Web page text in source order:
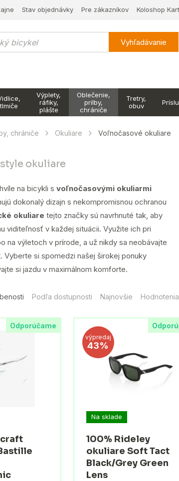
Stav objednávky Pre zákazníkov Koloshop
Vyhľadávanie
tlmiče
Výplety,
ráfiky,
plášte
Oblečenie,
prilby,
chrániče
Tretry,
obuv
chrániče Okuliare Voľnočasové okuliare
okuliare
na bicykli s voľnočasovými okuliarmi
dokonalý dizajn s nekompromisnou ochranou
okuliare tejto značky sú navrhnuté tak, aby
viditeľnosť v každej situácii. Využite ich pri
na výletoch v prírode, a už nikdy sa neobávajte
Vyberte si spomedzi našej širokej ponuky
si jazdu v maximálnom komforte.
Podľa dostupnosti Najnovšie
Odporúčame
výpredaj
43%
Na sklade
100% Rideley
okuliare Soft Tact
Black/Grey Green
Lens